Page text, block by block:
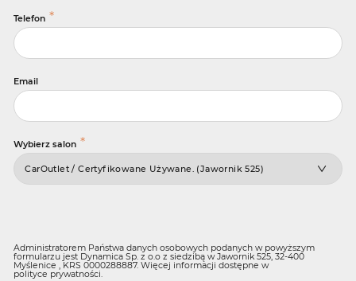
Telefon *
Email
Wybierz salon *
Administratorem Państwa danych osobowych podanych w powyższym
formularzu jest Dynamica Sp. z o.o z siedzibą w Jawornik 525, 32-400
Myślenice , KRS 0000288887. Więcej informacji dostępne w
polityce prywatności.